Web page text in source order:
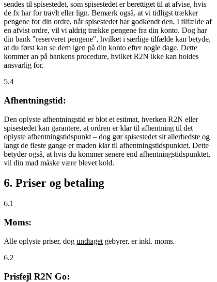
sendes til spisestedet, som spisestedet er berettiget til at afvise, hvis
de fx har for travlt eller lign. Bemærk også, at vi tidligst trækker
pengene for din ordre, når spisestedet har godkendt den. I tilfælde af
en afvist ordre, vil vi aldrig trække pengene fra din konto. Dog har
din bank "reserveret pengene", hvilket i særlige tilfælde kan betyde,
at du først kan se dem igen på din konto efter nogle dage. Dette
kommer an på bankens procedure, hvilket R2N ikke kan holdes
ansvarlig for.
5.4
Afhentningstid:
Den oplyste afhentningstid er blot et estimat, hverken R2N eller
spisestedet kan garantere, at ordren er klar til afhentning til det
oplyste afhentningstidspunkt – dog gør spisestedet sit allerbedste og
langt de fleste gange er maden klar til afhentningstidspunktet. Dette
betyder også, at hvis du kommer senere end afhentningstidspunktet,
vil din mad måske være blevet kold.
6. Priser og betaling
6.1
Moms:
Alle oplyste priser, dog undtaget gebyrer, er inkl. moms.
6.2
Prisfejl R2N Go: